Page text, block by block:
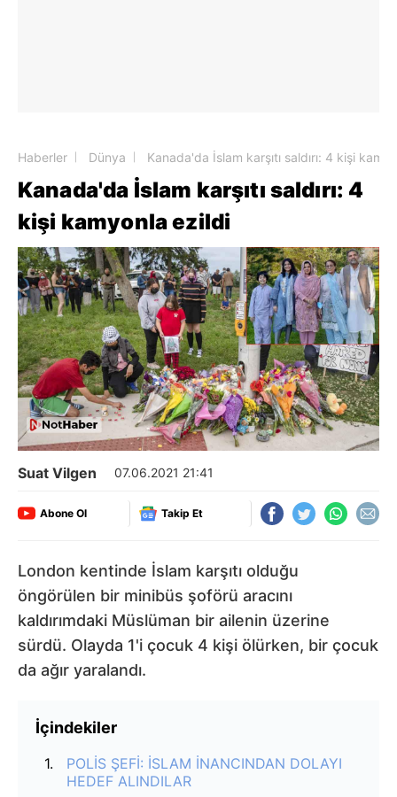
Haberler Dünya Kanada'da İslam karşıtı saldırı: 4 kişi
Kanada'da İslam karşıtı saldırı: 4
kişi kamyonla ezildi
Suat Vilgen 07.06.2021 21:41
Abone Ol Takip Et
London kentinde İslam karşıtı olduğu
öngörülen bir minibüs şoförü aracını
kaldırımdaki Müslüman bir ailenin üzerine
sürdü. Olayda 1'i çocuk 4 kişi ölürken, bir çocuk
da ağır yaralandı.
İçindekiler
POLİS ŞEFİ: İSLAM İNANCINDAN DOLAYI
HEDEF ALINDILAR